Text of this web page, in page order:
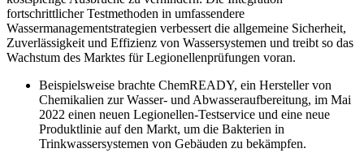
fortschrittlicher Testmethoden in umfassendere
Wassermanagementstrategien verbessert die allgemeine Sicherheit,
Zuverlässigkeit und Effizienz von Wassersystemen und treibt so das
Wachstum des Marktes für Legionellenprüfungen voran.
Beispielsweise brachte ChemREADY, ein Hersteller von
Chemikalien zur Wasser- und Abwasseraufbereitung, im Mai
2022 einen neuen Legionellen-Testservice und eine neue
Produktlinie auf den Markt, um die Bakterien in
Trinkwassersystemen von Gebäuden zu bekämpfen.